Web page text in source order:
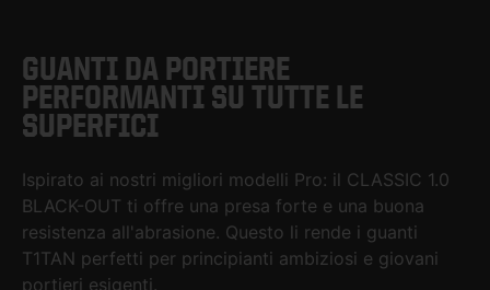
GUANTI DA PORTIERE
PERFORMANTI SU TUTTE LE
SUPERFICI
Ispirato ai nostri migliori modelli Pro: il CLASSIC 1.0
BLACK-OUT ti offre una presa forte e una buona
resistenza all'abrasione. Questo li rende i guanti
T1TAN perfetti per principianti ambiziosi e giovani
portieri esigenti.